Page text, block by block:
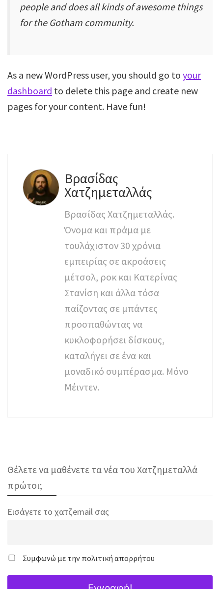
people and does all kinds of awesome things
for the Gotham community.
As a new WordPress user, you should go to your
dashboard to delete this page and create new
pages for your content. Have fun!
Βρασίδας
Χατζημεταλλάς
Βρασίδας Χατζημεταλλάς.
Όνομα και πράμα με
τουλάχιστον 30 χρόνια
εμπειρίας σε ακροάσεις
μέτσολ, ροκ και Κατερίνας
Στανίση και άλλα τόσα
παίζοντας σε μπάντες
προσπαθώντας να
κυκλοφορήσει δίσκους,
καταλήγει σε ένα και
μοναδικό συμπέρασμα. Μόνο
Μέιντεν.
Θέλετε να μαθένετε τα νέα του Χατζημεταλλά
πρώτοι;
Εισάγετε το χατζemail σας
Συμφωνώ με την πολιτική απορρήτου